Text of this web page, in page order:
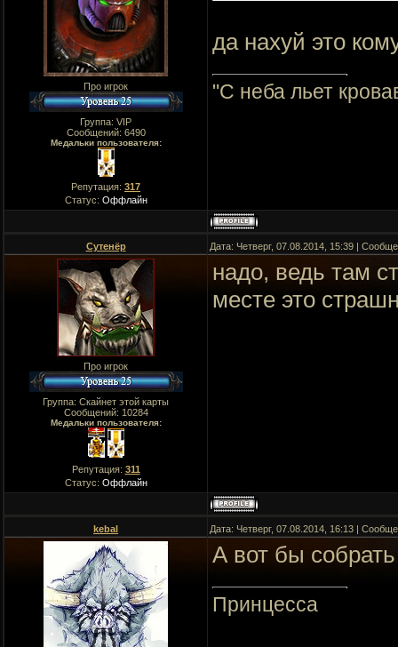
Про игрок
Группа: VIP
Сообщений: 6490
Медальки пользователя:
Репутация: 317
Статус: Оффлайн
да нахуй это
"C неба льет
Сутенёр Дата: Четверг, 07.08.2014, 15:39 |
Про игрок
Группа: Скайнет этой карты
Сообщений: 10284
Медальки пользователя:
Репутация: 311
Статус: Оффлайн
надо, ведь там
месте это
kebal Дата: Четверг, 07.08.2014, 16:13 |
А вот бы собрать
Принцесса